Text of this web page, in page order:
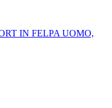
IN FELPA UOMO,